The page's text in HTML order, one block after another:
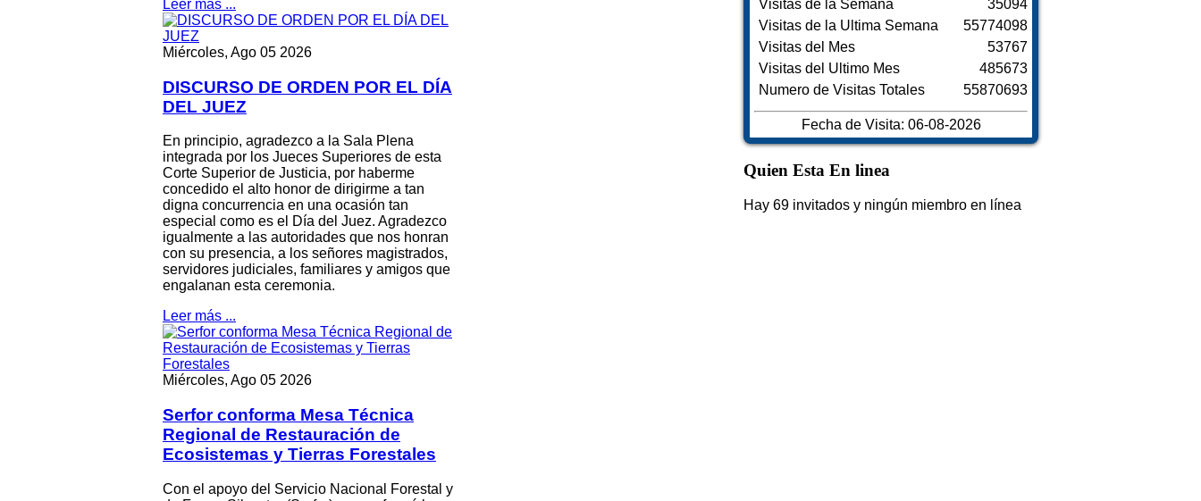
Leer más ...
Miércoles, Ago 05 2026
DISCURSO DE ORDEN POR EL DÍA
DEL JUEZ
En principio, agradezco a la Sala Plena
integrada por los Jueces Superiores de esta
Corte Superior de Justicia, por haberme
concedido el alto honor de dirigirme a tan
digna concurrencia en una ocasión tan
especial como es el Día del Juez. Agradezco
igualmente a las autoridades que nos honran
con su presencia, a los señores magistrados,
servidores judiciales, familiares y amigos que
engalanan esta ceremonia.
Leer más ...
Miércoles, Ago 05 2026
Serfor conforma Mesa Técnica
Regional de Restauración de
Ecosistemas y Tierras Forestales
Con el apoyo del Servicio Nacional Forestal y
Visitas de la Semana
Visitas de la Ultima Semana
Visitas del Mes
Visitas del Ultimo Mes
Numero de Visitas Totales
35094
55774098
53767
485673
55870693
Fecha de Visita: 06-08-2026
Quien Esta En linea
Hay 69 invitados y ningún miembro en línea